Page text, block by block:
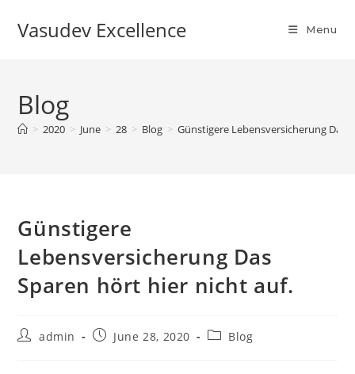
Vasudev Excellence Menu
Blog
> 2020 > June > 28 > Blog > Günstigere Lebensversicherung Das
Günstigere
Lebensversicherung Das
Sparen hört hier nicht auf.
admin June 28, 2020 Blog